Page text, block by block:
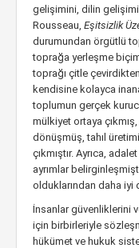
gelişimini, dilin
Rousseau, Eşitsizlik
durumundan örgütlü
toprağa yerleşme
toprağı çitle
kendisine kolayca
toplumun gerçek
mülkiyet ortaya
dönüşmüş, tahıl
çıkmıştır. Ayrıca,
ayrımlar
olduklarından daha iyi
İnsanlar güvenliklerini
için birbirleriyle
hükümet ve hukuk